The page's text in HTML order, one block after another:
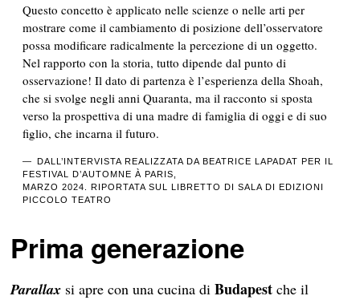
Questo concetto è applicato nelle scienze o nelle arti per
mostrare come il cambiamento di posizione dell’osservatore
possa modificare radicalmente la percezione di un oggetto.
Nel rapporto con la storia,tutto dipende dal punto di
osservazione! Il dato di partenza è l’esperienza della Shoah,
che si svolge negli anni Quaranta, ma il racconto si sposta
verso la prospettiva di una madre di famiglia di oggi e di suo
figlio, che incarna il futuro.
DALL’INTERVISTA REALIZZATA DA BEATRICE LAPADAT PER IL
FESTIVAL D’AUTOMNE À PARIS,
MARZO 2024. RIPORTATA SUL LIBRETTO DI SALA DI EDIZIONI
PICCOLO TEATRO
Prima generazione
Parallax si apre con una cucina diBudapest che il